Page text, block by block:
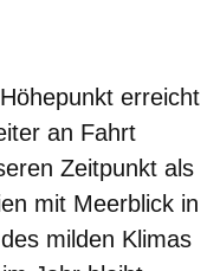
erreicht
an Fahrt
Zeitpunkt als
mit Meerblick in
milden Klimas